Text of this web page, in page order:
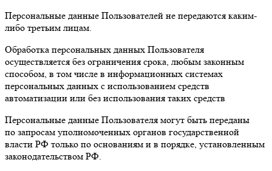
Персональные данные Пользователей не передаются каким-
либо третьим лицам.
Обработка персональных данных Пользователя
осуществляется без ограничения срока, любым законным
способом, в том числе в информационных системах
персональных данных с использованием средств
автоматизации или без использования таких средств
Персональные данные Пользователя могут быть переданы
по запросам уполномоченных органов государственной
власти РФ только по основаниям и в порядке, установленным
законодательством РФ.